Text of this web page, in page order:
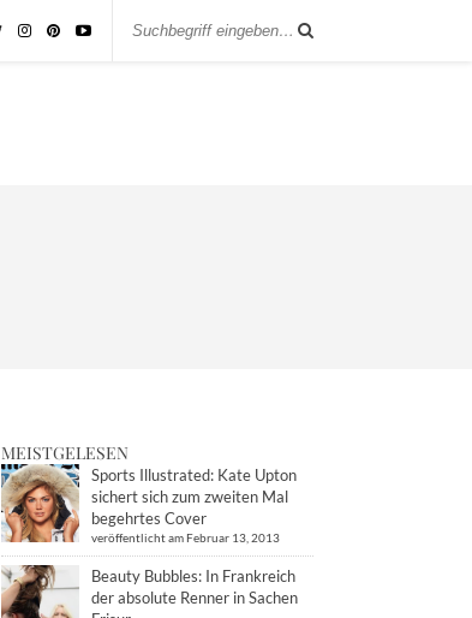
MEISTGELESEN
Sports Illustrated: Kate Upton
sichert sich zum zweiten Mal
begehrtes Cover
veröffentlicht am Februar 13, 2013
Beauty Bubbles: In Frankreich
der absolute Renner in Sachen